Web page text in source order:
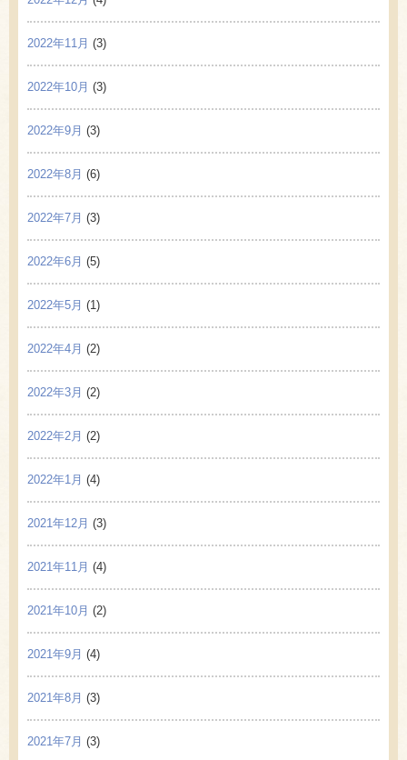
2022年11月 (3)
2022年10月 (3)
2022年9月 (3)
2022年8月 (6)
2022年7月 (3)
2022年6月 (5)
2022年5月 (1)
2022年4月 (2)
2022年3月 (2)
2022年2月 (2)
2022年1月 (4)
2021年12月 (3)
2021年11月 (4)
2021年10月 (2)
2021年9月 (4)
2021年8月 (3)
2021年7月 (3)